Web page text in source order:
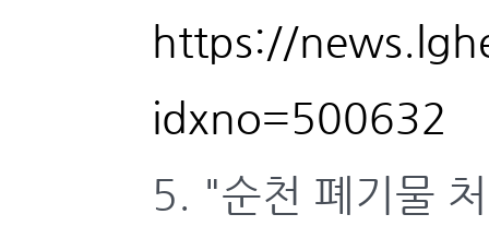
https://
idxno=500632
5. "순천 폐기물